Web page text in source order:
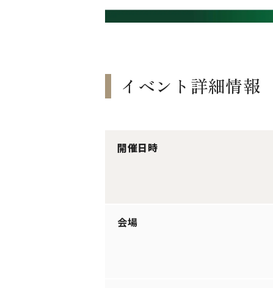
イベント詳細情報
開催日時
会場